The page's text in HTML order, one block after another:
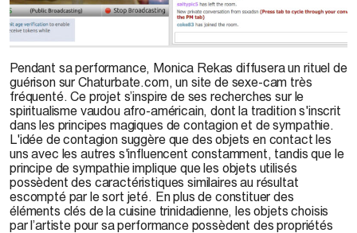
Pendant sa performance, Monica Rekas diffusera un rituel de
guérison sur Chaturbate.com, un site de sexe-cam très
fréquenté. Ce projet s’inspire de ses recherches sur le
spiritualisme vaudou afro-américain, dont la tradition s'inscrit
dans les principes magiques de contagion et de sympathie.
L'idée de contagion suggère que des objets en contact les
uns avec les autres s'influencent constamment, tandis que le
principe de sympathie implique que les objets utilisés
possèdent des caractéristiques similaires au résultat
escompté par le sort jeté. En plus de constituer des
éléments clés de la cuisine trinidadienne, les objets choisis
par l’artiste pour sa performance possèdent des propriétés